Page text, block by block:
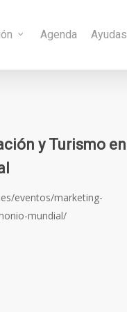
Agenda Ayudas
y Turismo en
eventos/marketing-
mundial/